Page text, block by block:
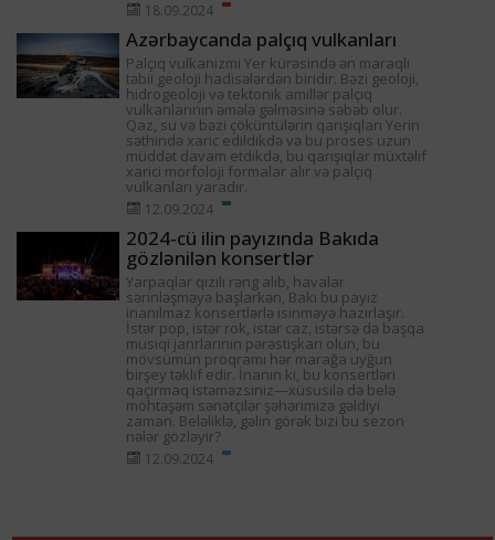
18.09.2024
Azərbaycanda palçıq vulkanları
Palçıq vulkanizmi Yer kürəsində ən maraqlı
təbii geoloji hadisələrdən biridir. Bəzi geoloji,
hidrogeoloji və tektonik amillər palçıq
vulkanlarının əmələ gəlməsinə səbəb olur.
Qaz, su və bəzi çöküntülərin qarışıqları Yerin
səthində xaric edildikdə və bu proses uzun
müddət davam etdikdə, bu qarışıqlar müxtəlif
xarici morfoloji formalar alır və palçıq
vulkanları yaradır.
12.09.2024
2024-cü ilin payızında Bakıda
gözlənilən konsertlər
Yarpaqlar qızılı rəng alıb, havalar
sərinləşməyə başlarkən, Bakı bu payız
inanılmaz konsertlərlə isinməyə hazırlaşır.
İstər pop, istər rok, istər caz, istərsə də başqa
musiqi janrlarının pərəstişkarı olun, bu
mövsümün proqramı hər marağa uyğun
birşey təklif edir. İnanın ki, bu konsertləri
qaçırmaq istəməzsiniz—xüsusilə də belə
möhtəşəm sənətçilər şəhərimizə gəldiyi
zaman. Beləliklə, gəlin görək bizi bu sezon
nələr gözləyir?
12.09.2024